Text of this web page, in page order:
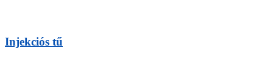
Injekciós tű